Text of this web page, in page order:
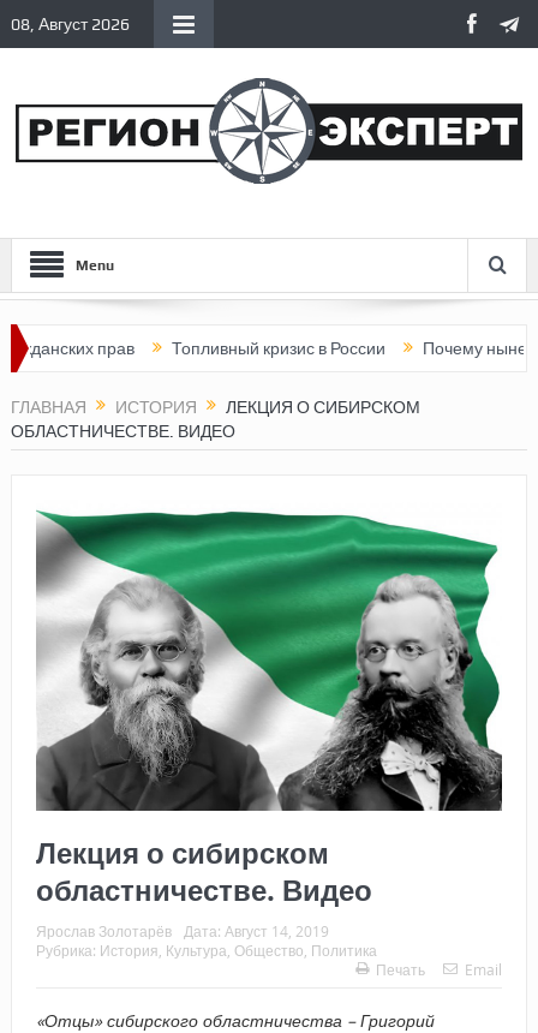
08, Август 2026
Menu
прав Топливный кризис в России Почему нынешняя
ГЛАВНАЯ ИСТОРИЯ
ЛЕКЦИЯ О СИБИРСКОМ
ОБЛАСТНИЧЕСТВЕ. ВИДЕО
Лекция о сибирском
областничестве. Видео
Ярослав Золотарёв Дата: Август 14, 2019
Рубрика: История Культура Общество Политика
Печать
Email
«Отцы» сибирского областничества – Григорий